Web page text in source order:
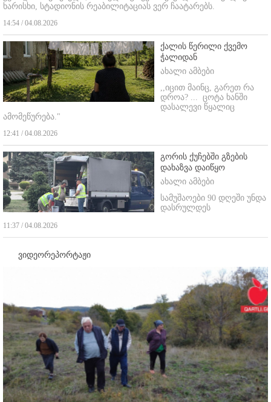
ხარისხი, სტადიონის რეაბილიტაციას ვერ ჩაატარებს.
14:54 / 04.08.2026
ქალის წერილი ქვემო
ჭალიდან
ახალი ამბები
,,იცით მაინც, გარეთ რა
დროა? ... ცოტა ხანში
დასალევი წყალიც
ამომეწურება."
12:41 / 04.08.2026
გორის ქუჩებში გზების
დახაზვა დაიწყო
ახალი ამბები
სამუშაოები 90 დღეში უნდა
დასრულდეს
11:37 / 04.08.2026
ვიდეორეპორტაჟი